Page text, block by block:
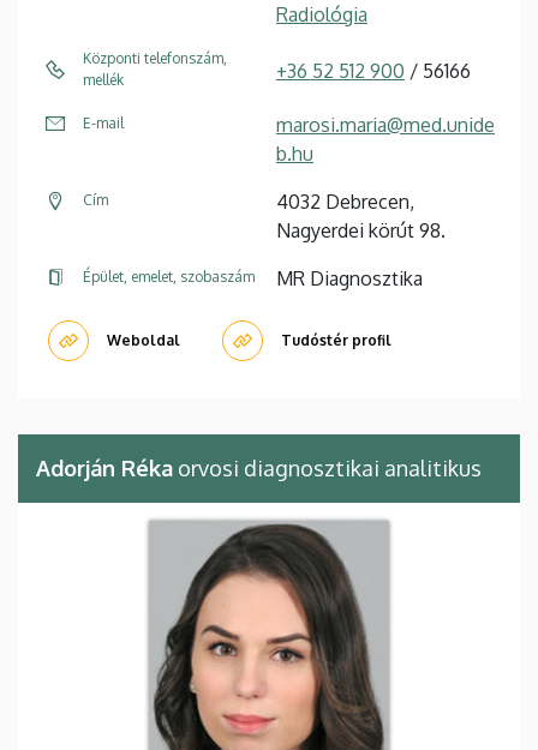
Radiológia
Központi telefonszám,
mellék
+36 52 512 900 / 56166
E-mail
marosi.maria@med.unide
b.hu
Cím
4032 Debrecen,
Nagyerdei körút 98.
Épület, emelet, szobaszám MR Diagnosztika
Weboldal Tudóstér profil
Adorján Réka orvosi diagnosztikai analitikus